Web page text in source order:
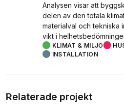
Analysen visar att
delen av den totala
materialval och tekniska
vikt i
KLIMAT & MILJÖ
INSTALLATION
Relaterade projekt